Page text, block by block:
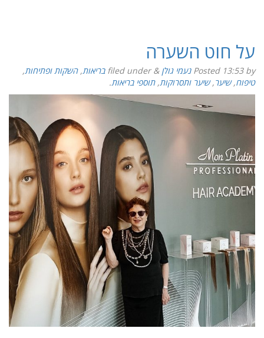
על חוט השערה
Posted 13:53by נעמי גולן &
filed under בריאות,השקות ופתיחות,
טיפוח,שיער,שיער ותסרוקות,תוספי בריאות.